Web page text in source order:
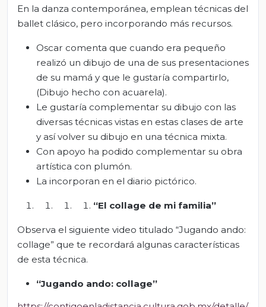
En la danza contemporánea, emplean técnicas del
ballet clásico, pero incorporando más recursos.
Oscar comenta que cuando era pequeño
realizó un dibujo de una de sus presentaciones
de su mamá y que le gustaría compartirlo,
(Dibujo hecho con acuarela).
Le gustaría complementar su dibujo con las
diversas técnicas vistas en estas clases de arte
y así volver su dibujo en una técnica mixta.
Con apoyo ha podido complementar su obra
artística con plumón.
La incorporan en el diario pictórico.
“El collage de mi familia”
Observa el siguiente video titulado “Jugando ando:
collage” que te recordará algunas características
de esta técnica.
“Jugando ando: collage”